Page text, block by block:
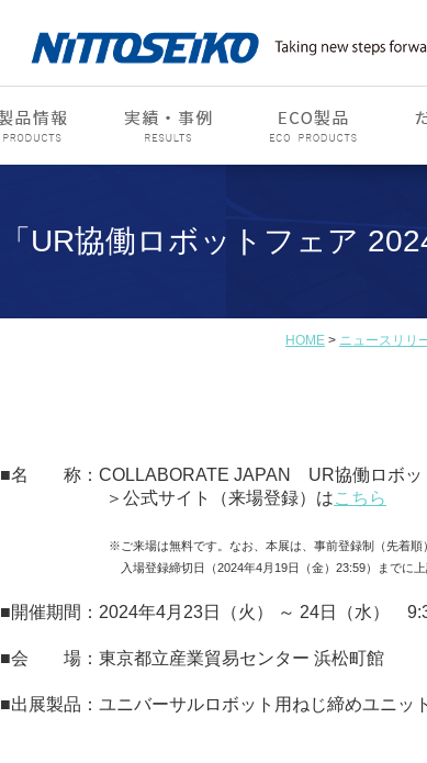
「UR協働ロボットフェア
HOME > ニュースリリ
■名 称：COLLABORATE JAPAN UR協働ロボッ
＞公式サイト（来場登録）はこちら
※ ご来場は無料です。 なお、本展は、事前登録制（先着順
入場登録締切日（2024年4月19日（金）23:59）までに上
■開催期間：2024年4月23日（火） ～ 24日（水）
■会 場：東京都立産業貿易センター 浜松町館
■出展製品：ユニバーサルロボット用ねじ締めユニッ